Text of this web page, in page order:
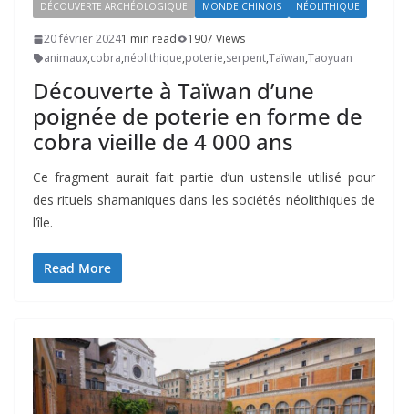
DÉCOUVERTE ARCHÉOLOGIQUE MONDE CHINOIS NÉOLITHIQUE
20 février 20241 min read
1907 Views
animaux,cobra,néolithique,poterie,serpent,Taïwan,Taoyuan
Découverte à Taïwan d’une
poignée de poterie en forme de
cobra vieille de 4 000 ans
Ce fragment aurait fait partie d’un ustensile utilisé pour
des rituels shamaniques dans les sociétés néolithiques de
l’île.
Read More